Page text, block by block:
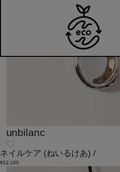
unbilanc
ネイルケア (ねいるけあ) /
¥12,100